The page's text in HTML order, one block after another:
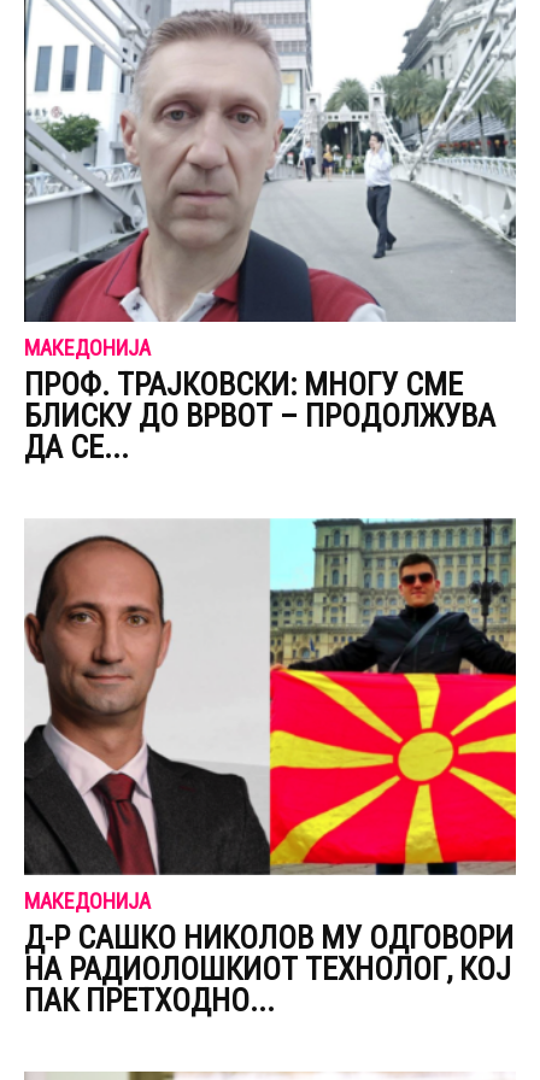
МАКЕДОНИЈА
ПРОФ. ТРАЈКОВСКИ: МНОГУ СМЕ
БЛИСКУ ДО ВРВОТ – ПРОДОЛЖУВА
ДА СЕ...
МАКЕДОНИЈА
Д-Р САШКО НИКОЛОВ МУ ОДГОВОРИ
НА РАДИОЛОШКИОТ ТЕХНОЛОГ, КОЈ
ПАК ПРЕТХОДНО...